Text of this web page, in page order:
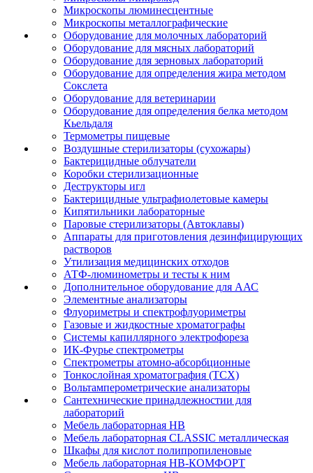
Микроскопы люминесцентные
Микроскопы металлографические
Оборудование для молочных лабораторий
Оборудование для мясных лабораторий
Оборудование для зерновых лабораторий
Оборудование для определения жира методом
Сокслета
Оборудование для ветеринарии
Оборудование для определения белка методом
Кьельдаля
Термометры пищевые
Воздушные стерилизаторы (сухожары)
Бактерицидные облучатели
Коробки стерилизационные
Деструкторы игл
Бактерицидные ультрафиолетовые камеры
Кипятильники лабораторные
Паровые стерилизаторы (Автоклавы)
Аппараты для приготовления дезинфицирующих
растворов
Утилизация медицинских отходов
АТФ-люминометры и тесты к ним
Дополнительное оборудование для ААС
Элементные анализаторы
Флуориметры и спектрофлуориметры
Газовые и жидкостные хроматографы
Системы капиллярного электрофореза
ИК-Фурье спектрометры
Спектрометры атомно-абсорбционные
Тонкослойная хроматография (ТСХ)
Вольтамперометрические анализаторы
Сантехнические принадлежностии для
лабораторий
Мебель лабораторная НВ
Мебель лабораторная CLASSIC металлическая
Шкафы для кислот полипропиленовые
Мебель лабораторная НВ-КОМФОРТ